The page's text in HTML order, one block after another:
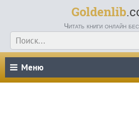
Goldenlib
Читать книги онлайн
Меню